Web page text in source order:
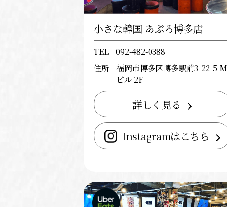
小さな韓国 あぷろ博多店
TEL
092-482-0388
住所
福岡市博多区博多駅前3-22-5 M
ビル 2F
詳しく見る
Instagramはこちら